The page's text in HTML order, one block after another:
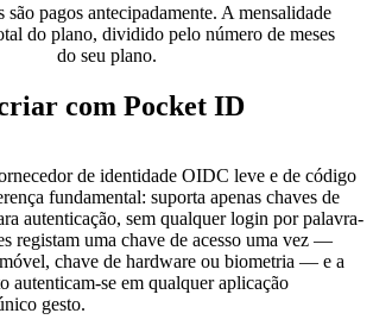
são pagos antecipadamente. A mensalidade
do plano, dividido pelo número de meses
do seu plano.
com Pocket ID
de identidade OIDC leve e de código
fundamental: suporta apenas chaves de
autenticação, sem qualquer login por palavra-
registam uma chave de acesso uma vez —
chave de hardware ou biometria — e a
autenticam-se em qualquer aplicação
gesto.